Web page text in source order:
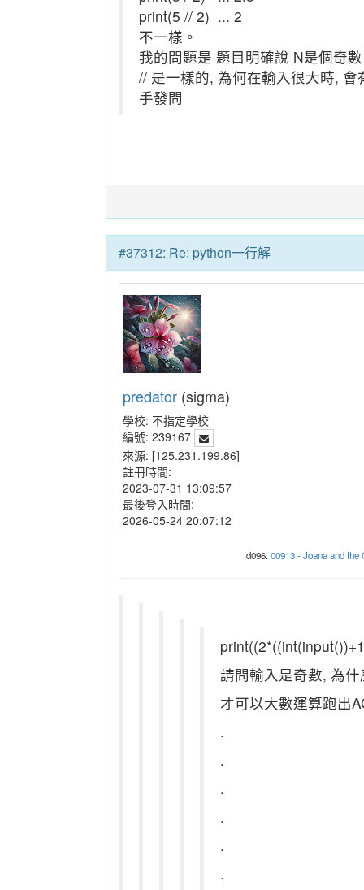
print(5 // 2) ... 2
不一樣。
我的問題是 題目明確說 N是個奇
// 是一樣的, 為何在輸入很大時,
手發問
#37312: Re: python一行解
predator (sigma)
學校: 不指定學校
編號: 239167
來源: [125.231.199.86]
註冊時間:
2023-07-31 13:09:57
最後登入時間:
2026-05-24 20:07:12
d096. 00913 - Joana and the
請問輸入是奇數, 為
才可以大數運算跑出
.
.
.
.
.
.